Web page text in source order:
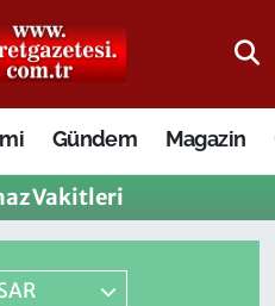
Gündem Magazin
Vakitleri
Haritası
ve Fikstür